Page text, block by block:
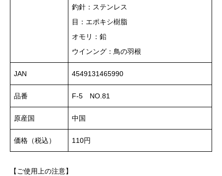
釣針：ステンレス
目：エポキシ樹脂
オモリ：鉛
ウインング：鳥の羽根
JAN 4549131465990
品番 F-5 NO.81
原産国 中国
価格（税込） 110円
【ご使用上の注意】